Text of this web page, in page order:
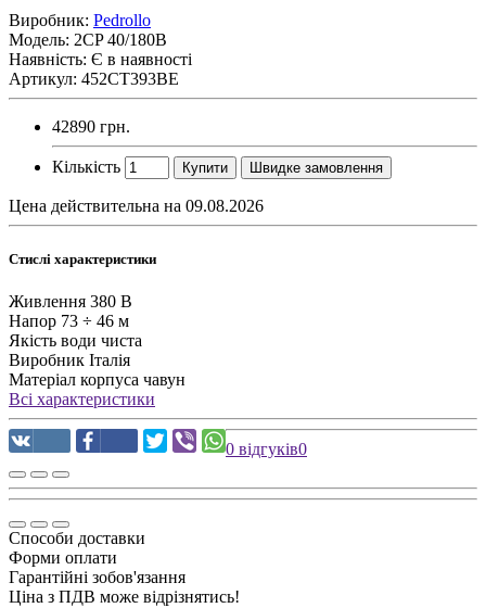
Виробник: Pedrollo
Модель: 2CP 40/180B
Наявність: Є в наявності
Артикул: 452CT393BE
42890 грн.
Кількість Купити Швидке замовлення
Цена действительна на 09.08.2026
Стислі характеристики
Живлення 380 В
Напор 73 ÷ 46 м
Якість води чиста
Виробник Італія
Матеріал корпуса чавун
Всі характеристики
0 відгуків0
Способи доставки
Форми оплати
Гарантійні зобов'язання
Ціна з ПДВ може відрізнятись!